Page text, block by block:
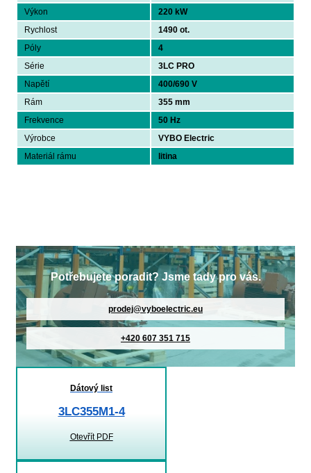
Výkon
220 kW
Rychlost
1490 ot.
Póly
4
Série
3LC PRO
Napětí
400/690 V
Rám
355 mm
Frekvence
50 Hz
Výrobce
VYBO Electric
Materiál rámu
litina
Potřebujete poradit? Jsme tady pro vás.
prodej@vyboelectric.eu
+420 607 351 715
Dátový list
3LC355M1-4
Otevřít PDF